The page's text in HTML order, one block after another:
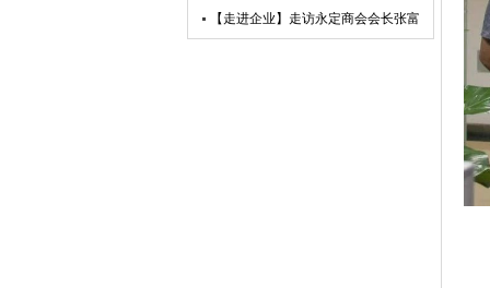
日活动
京莆田企业商会开展交流互鉴活动
【走进企业】走访永定商会会长张富